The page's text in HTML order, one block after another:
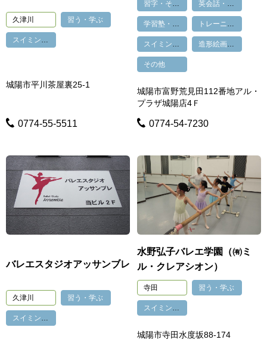
久津川 習う・学ぶ
城陽市平川茶屋裏25-1
0774-55-5511
その他
城陽市富野荒見田112番地アル・
プラザ城陽店4Ｆ
0774-54-7230
バレエスタジオアッサンブレ
久津川 習う・学ぶ
スイミング・バレエ
水野弘子バレエ学園（㈲ミ
ル・クレアシオン）
寺田 習う・学ぶ
スイミング・バレエ
城陽市寺田水度坂88-174